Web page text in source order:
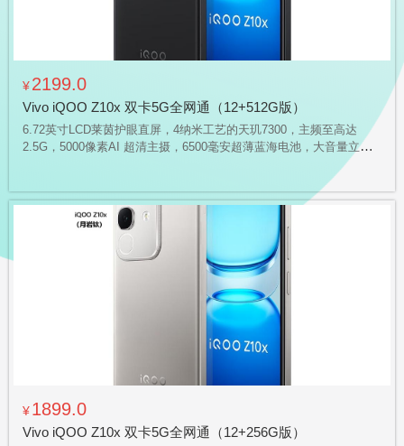
¥2199.0
Vivo iQOO Z10x 双卡5G全网通（12+512G版）
6.72英寸LCD莱茵护眼直屏，4纳米工艺的天玑7300，主频至高达
2.5G，5000像素AI 超清主摄，6500毫安超薄蓝海电池，大音量立体
声双扬声器，磐石缓震架构，支持IP64 级防尘抗水，通过五项严苛军
¥1899.0
Vivo iQOO Z10x 双卡5G全网通（12+256G版）